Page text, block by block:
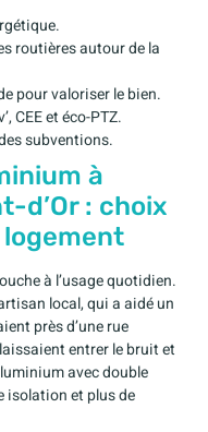
routières autour de la
pour valoriser le bien.
CEE et éco-PTZ.
subventions.
à
d’Or : choix
à l’usage quotidien.
local, qui a aidé un
près d’une rue
entrer le bruit et
avec double
isolation et plus de